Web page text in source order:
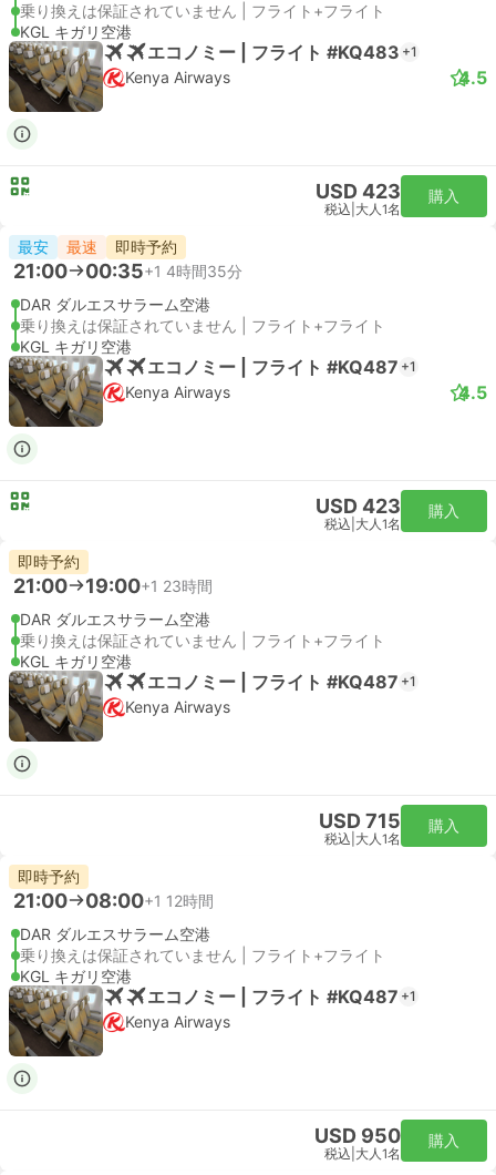
乗り換えは保証されていません | フライト+フライト
KGL キガリ空港
エコノミー | フライト #KQ483 +1
Kenya Airways 4.5
USD 423
税込 大人1名
購入
最安 最速 即時予約
21:00 00:35+1 4時間35分
DAR ダルエスサラーム空港
乗り換えは保証されていません | フライト+フライト
KGL キガリ空港
エコノミー | フライト #KQ487 +1
Kenya Airways 4.5
USD 423
税込 大人1名
購入
即時予約
21:00 19:00+1 23時間
DAR ダルエスサラーム空港
乗り換えは保証されていません | フライト+フライト
KGL キガリ空港
エコノミー | フライト #KQ487 +1
Kenya Airways
USD 715
税込 大人1名
購入
即時予約
21:00 08:00+1 12時間
DAR ダルエスサラーム空港
乗り換えは保証されていません | フライト+フライト
KGL キガリ空港
エコノミー | フライト #KQ487 +1
Kenya Airways
USD 950
税込 大人1名
購入